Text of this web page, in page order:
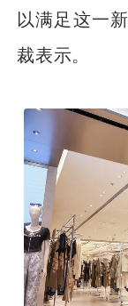
以满足这一
裁表示。